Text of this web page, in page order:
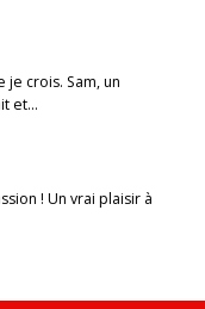
crois. Sam, un
et…
! Un vrai plaisir à